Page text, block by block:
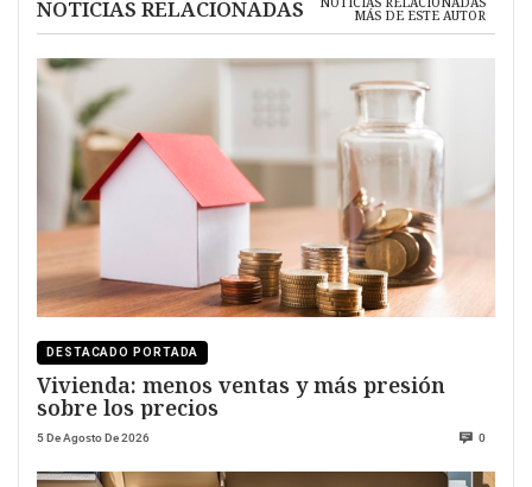
NOTICIAS RELACIONADAS MÁS DE ESTE AUTOR
DESTACADO PORTADA
Vivienda: menos ventas y más presión
sobre los precios
5 De Agosto De 2026 0